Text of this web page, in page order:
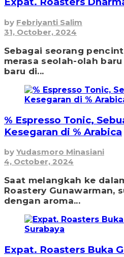
by Febriyanti Salim
31, October, 2024
Sebagai seorang
merasa seolah-olah
baru di...
% Espresso Tonic,
Kesegaran di % Arabica
by Yudasmoro Minasiani
4, October, 2024
Saat melangkah ke
Roastery Gunawarman,
dengan aroma...
Expat. Roasters Buka